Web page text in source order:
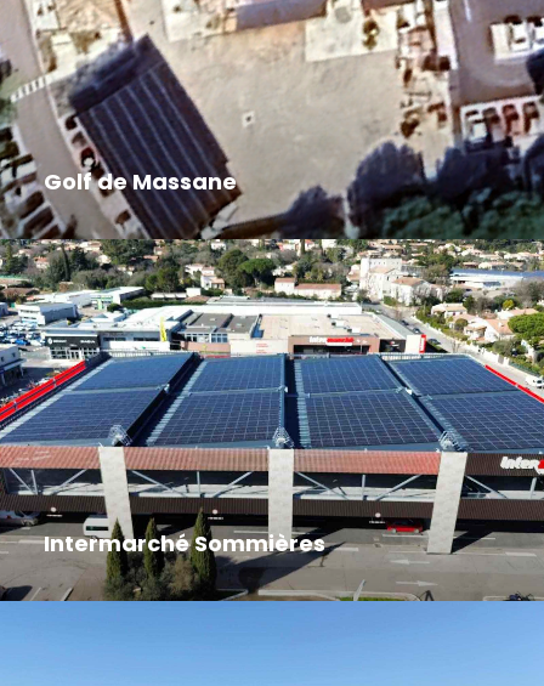
Golf de Massane
Intermarché Sommières